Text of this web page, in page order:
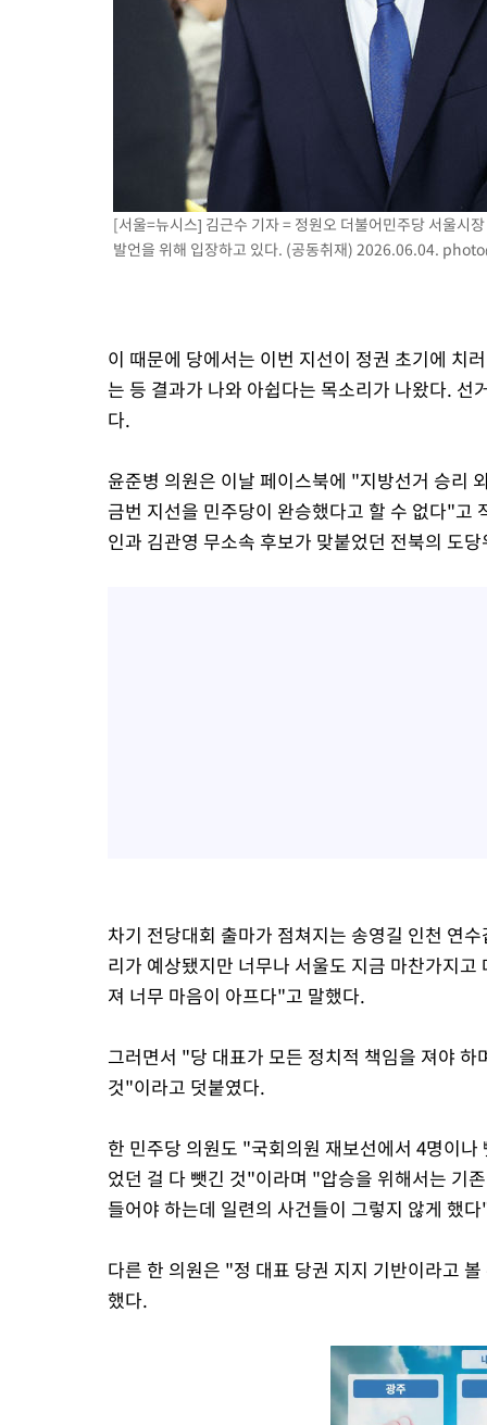
[서울=뉴시스] 김근수 기자 = 정원오 더불어민주당 서울시
발언을 위해 입장하고 있다. (공동취재) 2026.06.04.
이 때문에 당에서는 이번 지선이 정권 초기에 치
는 등 결과가 나와 아쉽다는 목소리가 나왔다.
다.
윤준병 의원은 이날 페이스북에 "지방선거 승리
금번 지선을 민주당이 완승했다고 할 수 없다"고
인과 김관영 무소속 후보가 맞붙었던 전북의 도
차기 전당대회 출마가 점쳐지는 송영길 인천 연
리가 예상됐지만 너무나 서울도 지금 마찬가지
져 너무 마음이 아프다"고 말했다.
그러면서 "당 대표가 모든 정치적 책임을 져야
것"이라고 덧붙였다.
한 민주당 의원도 "국회의원 재보선에서 4명이
었던 걸 다 뺏긴 것"이라며 "압승을 위해서는 기
들어야 하는데 일련의 사건들이 그렇지 않게 했
다른 한 의원은 "정 대표 당권 지지 기반이라고
했다.